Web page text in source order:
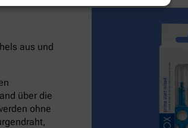
aus und
über die
ohne